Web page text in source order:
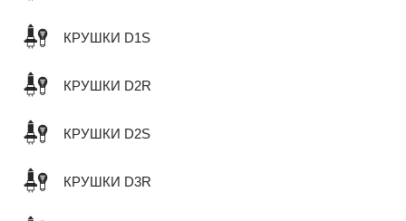
КРУШКИ D1S
КРУШКИ D2R
КРУШКИ D2S
КРУШКИ D3R